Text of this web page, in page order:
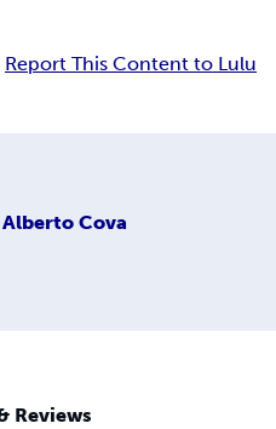
Report This Content to Lulu
Cova
Reviews